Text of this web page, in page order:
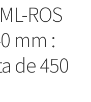
ROS
mm :
de 450